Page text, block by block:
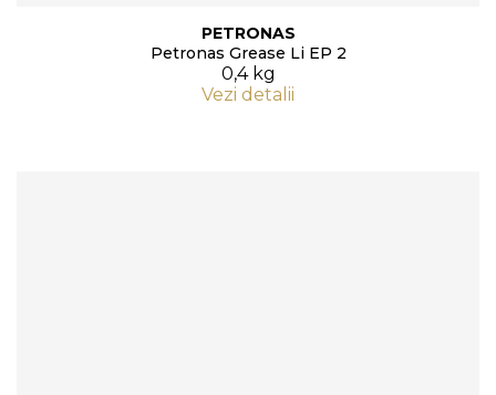
PETRONAS
Petronas Grease Li EP 2
0,4 kg
Vezi detalii